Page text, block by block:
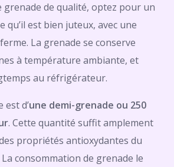
grenade de qualité, optez pour un
qu’il est bien juteux, avec une
La grenade se conserve
à température ambiante, et
au réfrigérateur.
est d’une demi-grenade ou 250
. Cette quantité suffit amplement
propriétés antioxydantes du
consommation de grenade le